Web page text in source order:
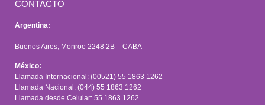
CONTACTO
Argentina:
Buenos Aires, Monroe 2248 2B – CABA
México:
Llamada Internacional: (00521) 55 1863 1262
Llamada Nacional: (044) 55 1863 1262
Llamada desde Celular: 55 1863 1262